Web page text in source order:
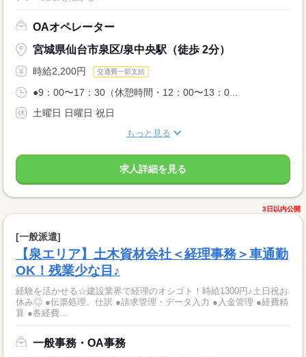
OAオペレーター
宮城県仙台市泉区/泉中央駅（徒歩 2分）
時給2,200円 交通費一部支給
●9：00〜17：30（休憩時間・12：00〜13：0...
土曜日 日曜日 祝日
もっと見る
求人詳細を見る
3日以内公開
[一般派遣]
【泉エリア】土木資材会社＜経理事務＞車通勤
OK！残業少な目♪
経験を活かせる☆建設業界で経理のオシゴト！時給1300円♪土日祝お
休み◎ ●伝票処理、仕訳 ●請求管理・データ入力 ●入金管理 ●経費精
算 ●各経費...
一般事務・OA事務